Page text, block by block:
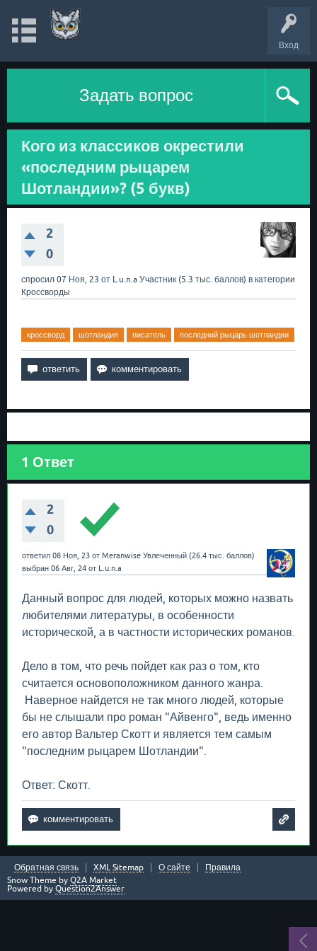
Вход
Задать вопрос
Кого из классиков окрестили
«последним рыцарем
Шотландии»? (5 букв)
2
0
спросил 07 Ноя, 23 от L.u.n.a Участник (5.3 тыс. баллов) в категории
Кроссворды
кроссворд шотландия писатель последний рыцарь шотландии
1 Ответ
2
0
ответил 08 Ноя, 23 от Meranwise Увлеченный (26.4 тыс. баллов)
выбран 06 Авг, 24 от L.u.n.a
Данный вопрос для людей, которых можно назвать
любителями литературы, в особенности
исторической, а в частности исторических романов.
Дело в том, что речь пойдет как раз о том, кто
считается основоположником данного жанра.
Наверное найдется не так много людей, которые
бы не слышали про роман "Айвенго", ведь именно
его автор Вальтер Скотт и является тем самым
"последним рыцарем Шотландии".
Ответ: Скотт.
Обратная связь XML Sitemap О сайте
Правила
Snow Theme by Q2A Market
Powered by Question2Answer